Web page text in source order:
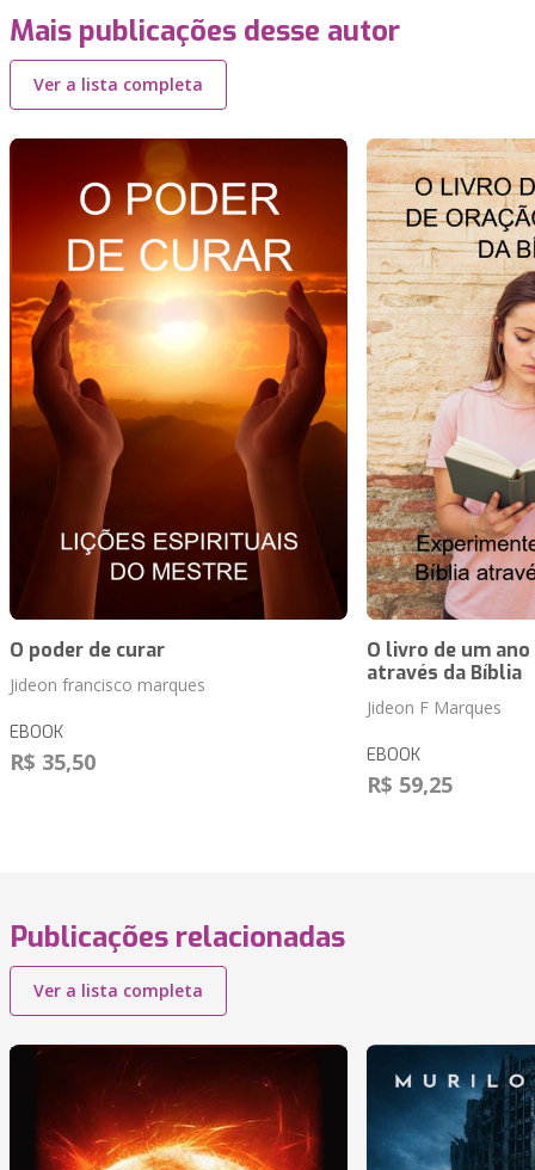
Mais publicações desse autor
Ver a lista completa
O poder de curar
Jideon francisco marques
EBOOK
R$ 35,50
O livro de um
através da Bíblia
Jideon F Marques
EBOOK
R$ 59,25
Publicações relacionadas
Ver a lista completa